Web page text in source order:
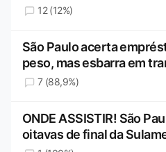
12 (12%)
São Paulo acerta
peso, mas esbarra em
7 (88,9%)
ONDE ASSISTIR! São
oitavas de final da